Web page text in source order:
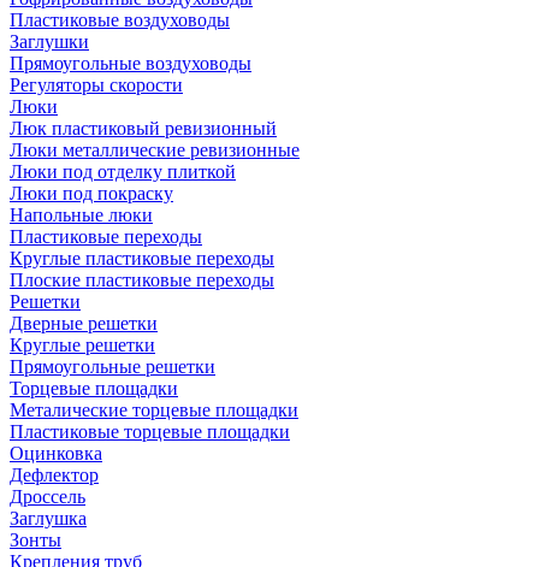
Пластиковые воздуховоды
Заглушки
Прямоугольные воздуховоды
Регуляторы скорости
Люки
Люк пластиковый ревизионный
Люки металлические ревизионные
Люки под отделку плиткой
Люки под покраску
Напольные люки
Пластиковые переходы
Круглые пластиковые переходы
Плоские пластиковые переходы
Решетки
Дверные решетки
Круглые решетки
Прямоугольные решетки
Торцевые площадки
Металические торцевые площадки
Пластиковые торцевые площадки
Оцинковка
Дефлектор
Дроссель
Заглушка
Зонты
Крепления труб